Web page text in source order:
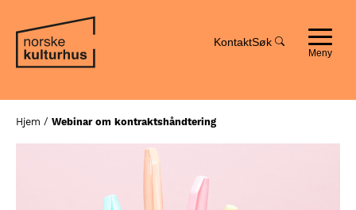
innhold
navigasjon
KontaktSøk
Toggle
Hjem / Webinar om kontraktshåndtering